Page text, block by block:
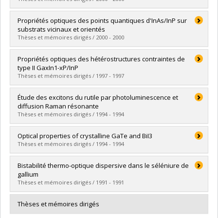
Lien vers le document dans Papyrus
Graduate :Yongmao, Chang
Cycle :Doctoral
Grade :Ph. D.
Lien vers le document dans Papyrus
Propriétés optiques des points quantiques d'InAs/InP sur
substrats vicinaux et orientés
Thèses et mémoires dirigés / 2000 - 2000
Graduate :Lapointe, Sophie
Cycle :Master's
Grade :M. Sc.
Lien vers le document dans Papyrus
Propriétés optiques des hétérostructures contraintes de
type II GaxIn1-xP/InP
Thèses et mémoires dirigés / 1997 - 1997
Graduate :Chennouf, Abderrahim
Cycle :Doctoral
Grade :Ph. D.
Lien vers le document dans Papyrus
Étude des excitons du rutile par photoluminescence et
diffusion Raman résonante
Thèses et mémoires dirigés / 1994 - 1994
Graduate :Amtout, Abdenour
Cycle : Doctoral
Grade :Ph. D.
Lien vers le document dans Papyrus
Optical properties of crystalline GaTe and BiI3
Thèses et mémoires dirigés / 1994 - 1994
Graduate :Wan, Jun Zuo
Cycle :Doctoral
Grade :Ph. D.
Lien vers le document dans Papyrus
Bistabilité thermo-optique dispersive dans le séléniure de
gallium
Thèses et mémoires dirigés / 1991 - 1991
Graduate :Martin, Jean
Thèses et mémoires dirigés